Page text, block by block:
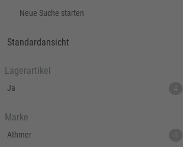
Neue Suche starten
Standardansicht
Lagerartikel
Ja 4
Marke
Athmer 4